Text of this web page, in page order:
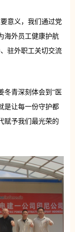
意义，我们通过党
海外员工健康护航
驻外职工关切交流
冬青深刻体会到“医
是让每一份守护都
赋予我们最光荣的